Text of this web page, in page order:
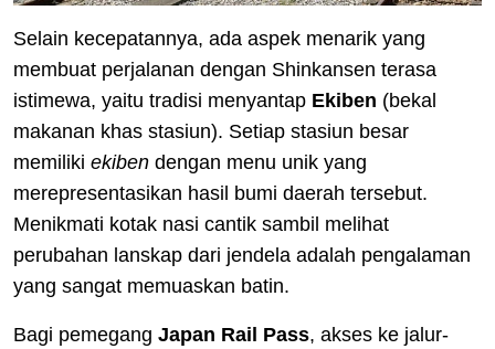
Selain kecepatannya, ada aspek menarik yang
membuat perjalanan dengan Shinkansen terasa
istimewa, yaitu tradisi menyantap Ekiben (bekal
makanan khas stasiun). Setiap stasiun besar
memiliki ekiben dengan menu unik yang
merepresentasikan hasil bumi daerah tersebut.
Menikmati kotak nasi cantik sambil melihat
perubahan lanskap dari jendela adalah pengalaman
yang sangat memuaskan batin.
Bagi pemegang Japan Rail Pass, akses ke jalur-